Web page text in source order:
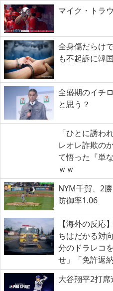
マイク・トラ
全身傷だらけ
も不起訴に韓
全盛期のイチ
と思う？
「ひとに誘わ
レオレ詐欺の
て悟った『単
ｗｗ
NYM千賀、2
防御率1.06
【海外の反応
ちはだかる対
分のドラレコ
せ」「免許返
大谷翔平2打席